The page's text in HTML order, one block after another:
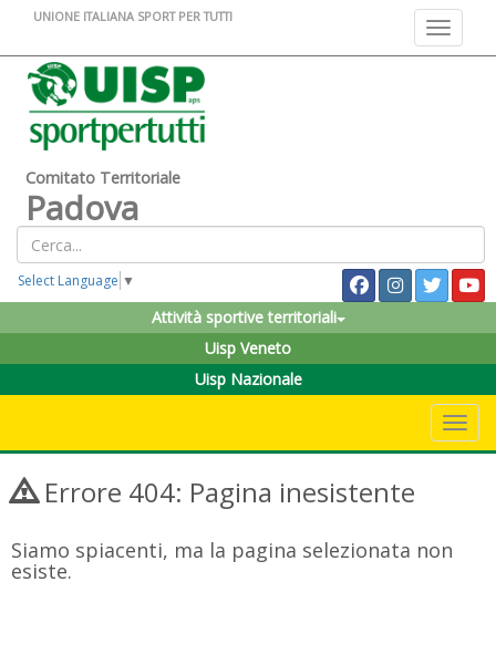
Toggle
UNIONE ITALIANA SPORT PER TUTTI
Comitato Territoriale
Padova
Select Language ▼
Attività sportive territoriali
Uisp Veneto
Uisp Nazionale
Errore 404: Pagina inesistente
Siamo spiacenti, ma la pagina selezionata non
esiste.